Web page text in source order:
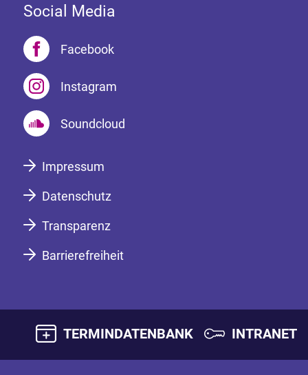
Social Media
Facebook
Instagram
Soundcloud
Impressum
Datenschutz
Transparenz
Barrierefreiheit
TERMINDATENBANK INTRANET